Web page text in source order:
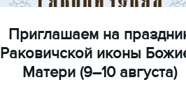
Приглашаем на
Раковичской иконы
Матери (9–10 августа)